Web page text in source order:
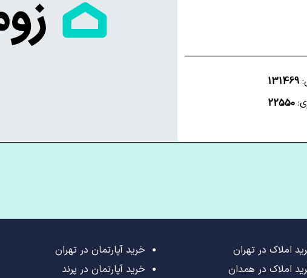
131469
22550
املاک در تهران
املاک در همدان
خرید آپارتمان در تهران
خرید آپارتمان در پرند